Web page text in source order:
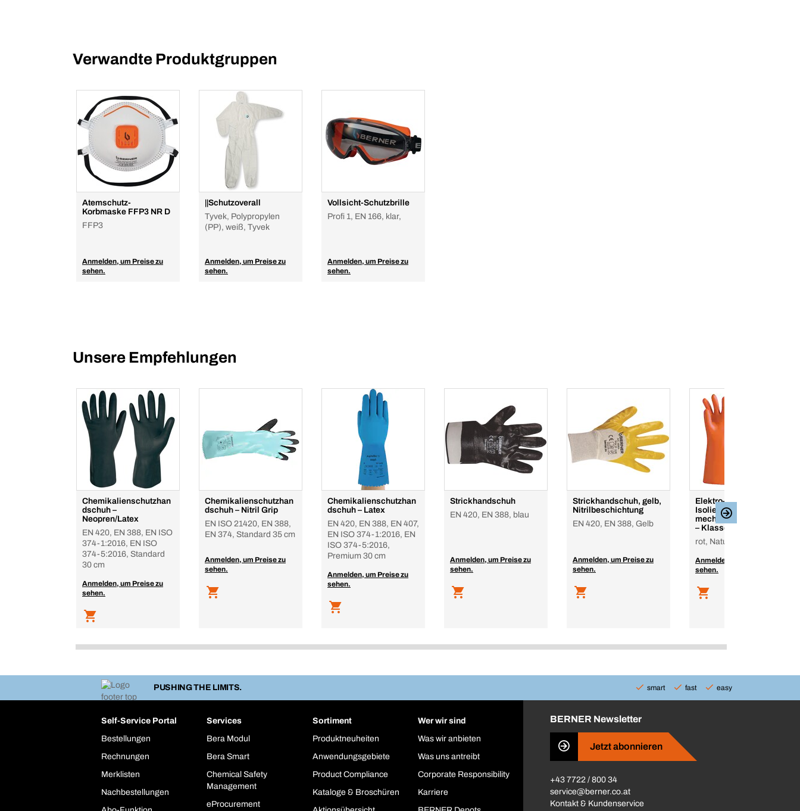
Verwandte Produktgruppen
Atemschutz-
Korbmaske FFP3 NR D
FFP3
Anmelden, um Preise zu
sehen.
||Schutzoverall
Tyvek, Polypropylen
(PP), weiß, Tyvek
Anmelden, um Preise zu
sehen.
Vollsicht-Schutzbrille
Profi 1, EN 166, klar,
Anmelden, um Preise zu
sehen.
Unsere Empfehlungen
Chemikalienschutzhan
dschuh –
Neopren/Latex
EN 420, EN 388, EN ISO
374-1:2016, EN ISO
374-5:2016, Standard
30 cm
Anmelden, um Preise zu
sehen.
Chemikalienschutzhan
dschuh – Nitril Grip
EN ISO 21420, EN 388,
EN 374, Standard 35 cm
Anmelden, um Preise zu
sehen.
Chemikalienschutzhan
dschuh – Latex
EN 420, EN 388, EN 407,
EN ISO 374-1:2016, EN
ISO 374-5:2016,
Premium 30 cm
Anmelden, um Preise zu
sehen.
Strickhandschuh
EN 420, EN 388, blau
Anmelden, um Preise zu
sehen.
Strickhandschuh, gelb,
Nitrilbeschichtung
EN 420, EN 388, Gelb
Anmelden, um Preise zu
sehen.
Elektro-
Isolierhandschuhe mit
mechanischem Schutz
– Klasse 0
rot, Natur Kautschuk
Anmelden, um Preise zu
sehen.
PUSHING THE LIMITS. smart fast easy
Self-Service Portal
Bestellungen
Rechnungen
Merklisten
Nachbestellungen
Services
Bera Modul
Bera Smart
Chemical Safety
Management
eProcurement
Sortiment
Produktneuheiten
Anwendungsgebiete
Product Compliance
Kataloge & Broschüren
Wer wir sind
Was wir anbieten
Was uns antreibt
Corporate Responsibility
Karriere
BERNER Newsletter
Jetzt abonnieren
+43 7722 / 800 34
service@berner.co.at
Kontakt & Kundenservice